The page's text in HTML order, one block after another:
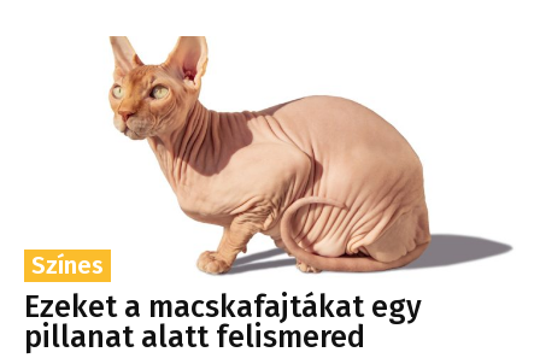
Színes
Ezeket a macskafajtákat egy
pillanat alatt felismered